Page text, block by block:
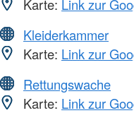
Karte: Link zur
Kleiderkammer
Karte: Link zur
Rettungswache
Karte: Link zur